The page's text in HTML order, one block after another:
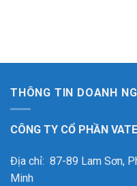
THÔNG TIN DOANH
CÔNG TY CỔ PHẦN
Địa chỉ: 87-89 Lam Sơn,
Minh